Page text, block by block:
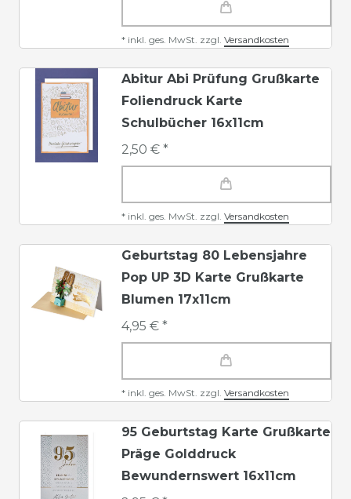
* inkl. ges. MwSt. zzgl. Versandkosten
Abitur Abi Prüfung Grußkarte
Foliendruck Karte
Schulbücher 16x11cm
2,50 € *
* inkl. ges. MwSt. zzgl. Versandkosten
Geburtstag 80 Lebensjahre
Pop UP 3D Karte Grußkarte
Blumen 17x11cm
4,95 € *
* inkl. ges. MwSt. zzgl. Versandkosten
95 Geburtstag Karte Grußkarte
Präge Golddruck
Bewundernswert 16x11cm